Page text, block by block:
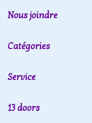
Nous joindre
Catégories
Service
13 doors